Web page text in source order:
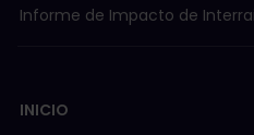
Informe de Impacto de
INICIO